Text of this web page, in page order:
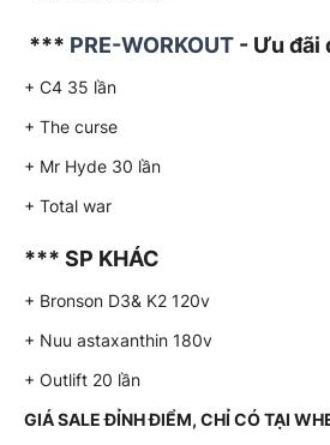
*** PRE-WORKOUT - Ưu đãi
+ C4 35 lần
+ The curse
+ Mr Hyde 30 lần
+ Total war
*** SP KHÁC
+ Bronson D3& K2 120v
+ Nuu astaxanthin 180v
+ Outlift 20 lần
GIÁ SALE ĐỈNH ĐIỂM, CHỈ CÓ TẠI